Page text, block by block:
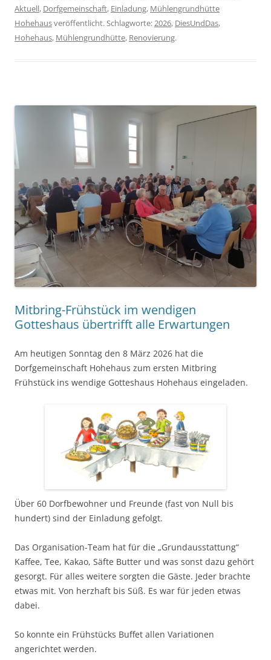
Aktuell, Dorfgemeinschaft, Einladung, Mühlengrundhütte
Hohehausveröffentlicht. Schlagworte:2026, DiesUndDas,
Hohehaus, Mühlengrundhütte, Renovierung.
Mitbring-Frühstück im wendigen
Gotteshaus übertrifft alle Erwartungen
Am heutigen Sonntag den 8 März 2026 hat die
Dorfgemeinschaft Hohehaus zum ersten Mitbring
Frühstück ins wendige Gotteshaus Hohehaus eingeladen.
Über 60 Dorfbewohner und Freunde (fast von Null bis
hundert) sind der Einladung gefolgt.
Das Organisation-Team hat für die „Grundausstattung“
Kaffee, Tee, Kakao, Säfte Butter und was sonst dazu gehört
gesorgt. Für alles weitere sorgten die Gäste. Jeder brachte
etwas mit. Von herzhaft bis Süß. Es war für jeden etwas
dabei.
So konnte ein Frühstücks Buffet allen Variationen
angerichtet werden.